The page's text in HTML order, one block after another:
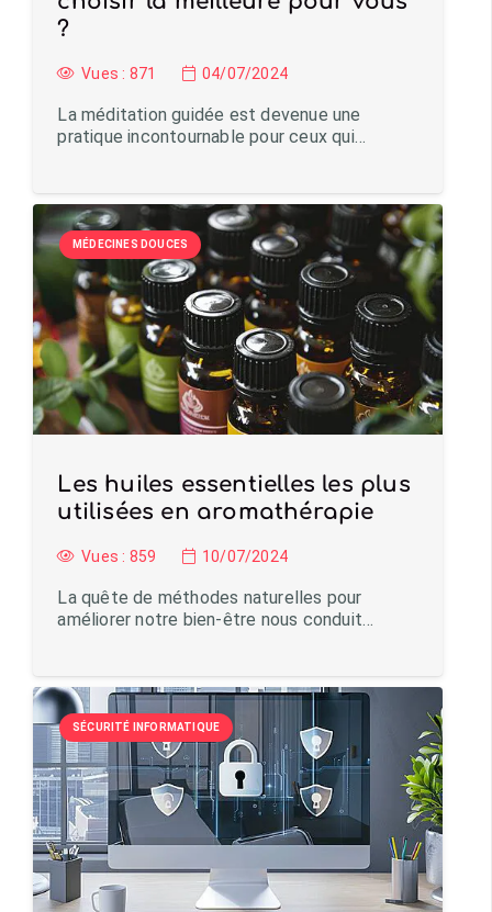
?
Vues : 871 04/07/2024
La méditation guidée est devenue une
pratique incontournable pour ceux qui…
MÉDECINES DOUCES
Les huiles essentielles les plus
utilisées en aromathérapie
Vues : 859 10/07/2024
La quête de méthodes naturelles pour
améliorer notre bien-être nous conduit…
SÉCURITÉ INFORMATIQUE